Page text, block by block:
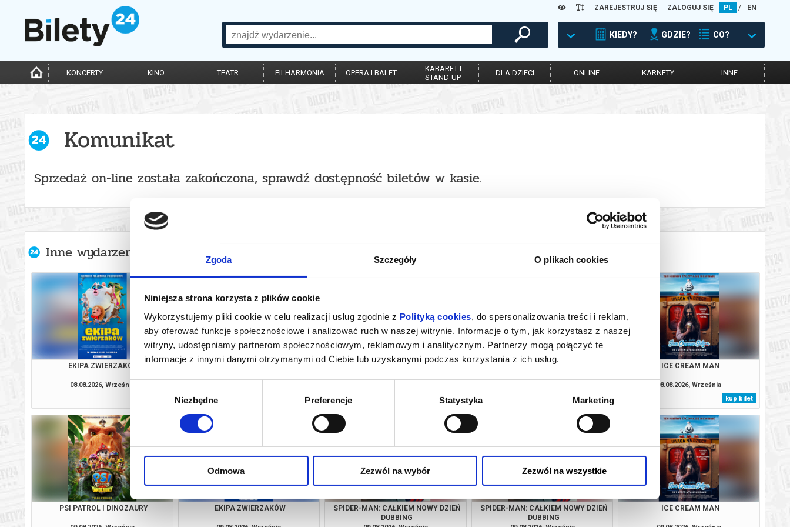
Zgoda Szczegóły O plikach cookies
Niniejsza strona korzysta z plików cookie
Wykorzystujemy pliki cookie w celu realizacji usług zgodnie z Polityką cookies, do spersonalizowania treści i reklam,
aby oferować funkcje społecznościowe i analizować ruch w naszej witrynie. Informacje o tym, jak korzystasz z naszej
witryny, udostępniamy partnerom społecznościowym, reklamowym i analitycznym. Partnerzy mogą połączyć te
informacje z innymi danymi otrzymanymi od Ciebie lub uzyskanymi podczas korzystania z ich usług.
Wybór
Niezbędne Preferencje Statystyka Marketing
Odmowa Zezwól na wybór Zezwól na wszystkie
ZAREJESTRUJ SIĘ ZALOGUJ SIĘ PL / EN
KIEDY? GDZIE? CO?
KONCERTY KINO TEATR FILHARMONIA OPERA I BALET
KABARET I
STAND-UP
DLA DZIECI ONLINE KARNETY INNE
Komunikat
Sprzedaż on-line została zakończona, sprawdź dostępność biletów w kasie.
Inne wydarzenia organizatora
EKIPA ZWIERZAKÓW
08.08.2026, Września
SPIDER-MAN: CAŁKIEM NOWY DZIEŃ
kup bilet
PSI PATROL I DINOZAURY
kup bilet
SPIDER-MAN: CAŁKIEM NOWY DZIEŃ
kup bilet
ICE CREAM MAN
08.08.2026, Września
kup bilet
PSI PATROL I DINOZAURY EKIPA ZWIERZAKÓW
SPIDER-MAN: CAŁKIEM NOWY DZIEŃ
DUBBING
SPIDER-MAN: CAŁKIEM NOWY DZIEŃ
DUBBING
ICE CREAM MAN